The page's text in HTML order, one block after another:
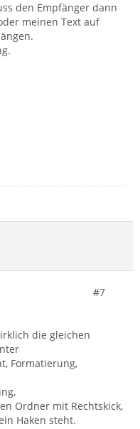
den Empfänger dann
meinen Text auf
#7
die gleichen
Formatierung,
Ordner mit Rechtskick,
Haken steht.